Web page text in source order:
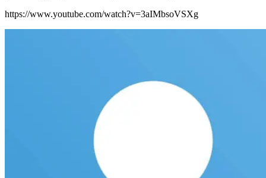
https://www.youtube.com/watch?v=3aIMbsoVSXg